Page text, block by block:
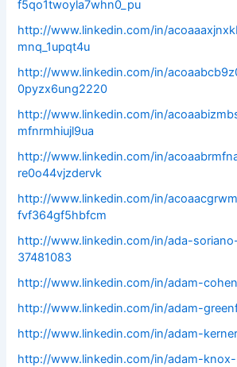
f5qo1twoyla7whn0_pu
http://www.linkedin.com/in/
mnq_1upqt4u
http://www.linkedin.com/in/
0pyzx6ung2220
http://www.linkedin.com/in/
mfnrmhiujl9ua
http://www.linkedin.com/in/
re0o44vjzdervk
http://www.linkedin.com/in/
fvf364gf5hbfcm
http://www.linkedin.com/in/ada-
37481083
http://www.linkedin.com/in/adam-
http://www.linkedin.com/in/adam-
http://www.linkedin.com/in/adam-
http://www.linkedin.com/in/adam-